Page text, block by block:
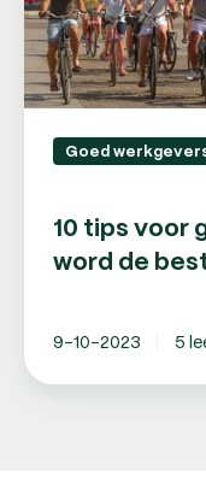
werkgever!
Goed
10 tips voor
word de
9-10-2023 5